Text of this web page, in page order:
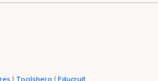
| Toolshero |Educruit